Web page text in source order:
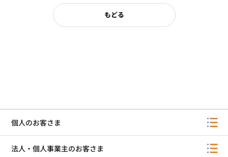
もどる
個人のお客さま
法人・個人事業主のお客さま